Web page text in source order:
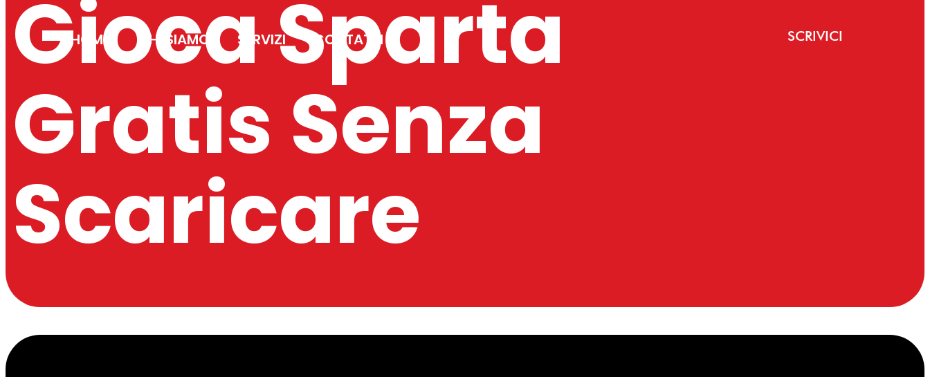
HOME CHI SIAMO SERVIZI CONTATTI SCRIVICI
Gioca Sparta
Gratis Senza
Scaricare